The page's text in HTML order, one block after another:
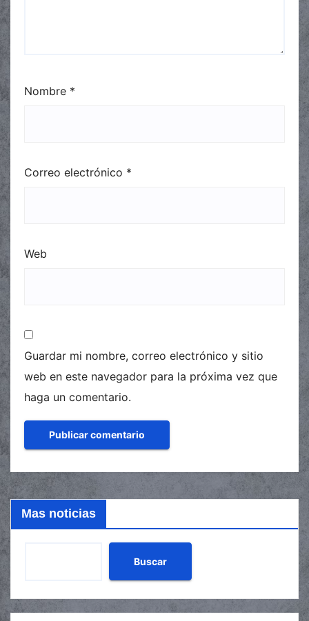
Nombre *
Correo electrónico *
Web
Guardar mi nombre, correo electrónico y sitio
web en este navegador para la próxima vez que
haga un comentario.
Mas noticias
Buscar